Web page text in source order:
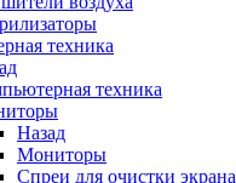
техника
техника
Назад
Мониторы
Спреи для очистки экрана